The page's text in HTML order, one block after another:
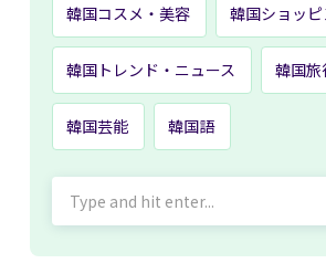
韓国コスメ・美容 韓国ショッ
韓国トレンド・ニュース 韓国旅
韓国芸能 韓国語